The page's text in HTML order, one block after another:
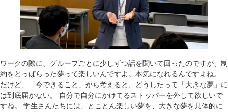
ワークの際に、グループごとに少しずつ話を聞いて回ったのですが、制
約をとっぱらった夢って楽しいんですよ。本気になれるんですよね。
だけど、「今できること」から考えると、どうしたって「大きな夢」に
は到底届かない。 自分で自分にかけてるストッパーを外して欲しいで
すね。 学生さんたちには、とことん楽しい夢を、大きな夢を具体的に